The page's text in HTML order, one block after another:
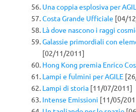
Una coppia esplosiva per
Costa Grande Ufficiale [04/
Là dove nascono i raggi
Galassie primordiali con
[02/11/2011]
Hong Kong premia Enrico
Lampi e fulmini per AGILE
Lampi di storia [11/07/2011]
Intense Emissioni [11/05/